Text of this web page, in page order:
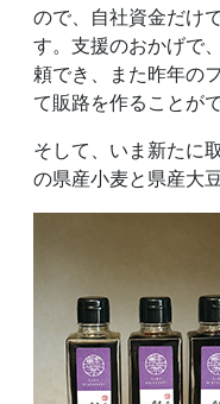
ので、自社資金だけ
す。支援のおかげで
頼でき、また昨年の
て販路を作ることが
そして、いま新たに
の県産小麦と県産大